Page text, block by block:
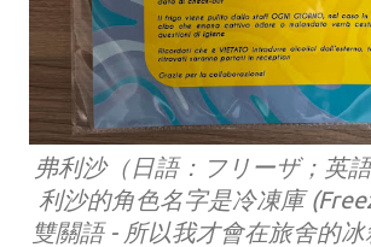
弗利沙（日語：フリーザ；英
利沙的角色名字是冷凍庫
雙關語 - 所以我才會在旅舍的